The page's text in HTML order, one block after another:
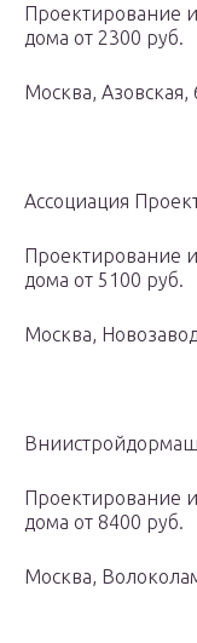
Проектирование
дома от 2300 руб.
Москва, Азовская,
Ассоциация
Проектирование
дома от 5100 руб.
Москва,
Вниистройдормаш
Проектирование
дома от 8400 руб.
Москва,